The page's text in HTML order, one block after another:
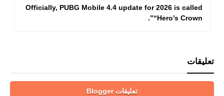
Officially, PUBG Mobile 4.4 update for 2026 is called
“Hero’s Crown”.
تعليقات
تعليقات Blogger